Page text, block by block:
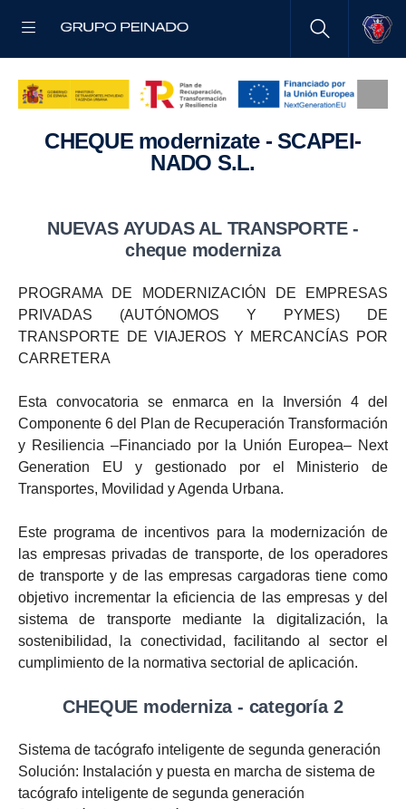
CHEQUE moder­ni­zate - SCAPEI­
NADO S.L.
NUEVAS AYUDAS AL TRANS­PORTE -
cheque moder­niza
PROGRAMA DE MODERNIZACIÓN DE EMPRESAS
PRIVADAS (AUTÓNOMOS Y PYMES) DE
TRANSPORTE DE VIAJEROS Y MERCANCÍAS POR
CARRETERA
Esta convocatoria se enmarca en la Inversión 4 del
Componente 6 del Plan de Recuperación Transformación
y Resiliencia –Financiado por la Unión Europea– Next
Generation EU y gestionado por el Ministerio de
Transportes, Movilidad y Agenda Urbana.
Este programa de incentivos para la modernización de
las empresas privadas de transporte, de los operadores
de transporte y de las empresas cargadoras tiene como
objetivo incrementar la eficiencia de las empresas y del
sistema de transporte mediante la digitalización, la
sostenibilidad, la conectividad, facilitando al sector el
cumplimiento de la normativa sectorial de aplicación.
CHEQUE moderniza - categoría 2
Sistema de tacógrafo inteligente de segunda generación
Solución: Instalación y puesta en marcha de sistema de
tacógrafo inteligente de segunda generación